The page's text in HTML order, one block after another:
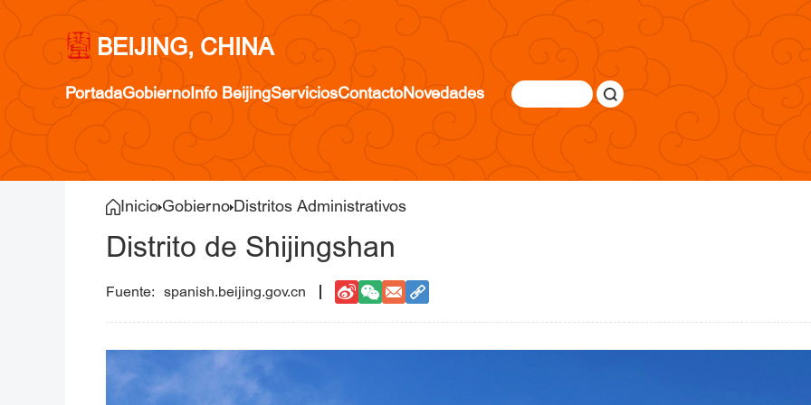
BEIJING, CHINA
PortadaGobiernoInfo BeijingServiciosContactoNovedades
Inicio Gobierno Distritos Administrativos
Distrito de Shijingshan
spanish.beijing.gov.cn